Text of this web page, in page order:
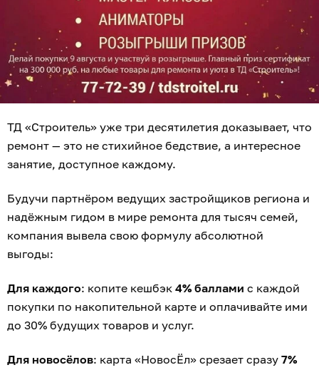
ТД «Строитель» уже три десятилетия доказывает, что
ремонт — это не стихийное бедствие, а интересное
занятие, доступное каждому.
Будучи партнёром ведущих застройщиков региона и
надёжным гидом в мире ремонта для тысяч семей,
компания вывела свою формулу абсолютной
выгоды:
Для каждого: копите кешбэк 4% баллами с каждой
покупки по накопительной карте и оплачивайте ими
до 30% будущих товаров и услуг.
Для новосёлов: карта «НовосЁл» срезает сразу 7%